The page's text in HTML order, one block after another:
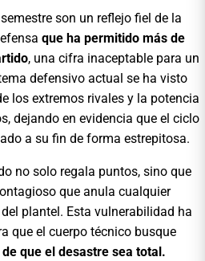
son un reflejo fiel de la
que ha permitido más de
, una cifra inaceptable para un
defensivo actual se ha visto
los extremos rivales y la potencia
dejando en evidencia que el ciclo
a su fin de forma estrepitosa.
no solo regala puntos, sino que
que anula cualquier
plantel. Esta vulnerabilidad ha
que el cuerpo técnico busque
que el desastre sea total.